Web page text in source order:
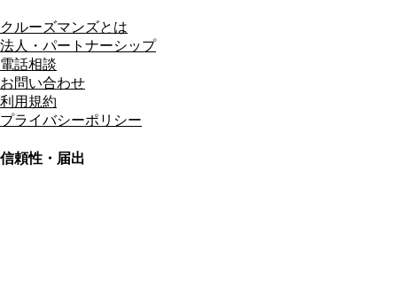
クルーズマンズとは
法人・パートナーシップ
電話相談
お問い合わせ
利用規約
プライバシーポリシー
信頼性・届出